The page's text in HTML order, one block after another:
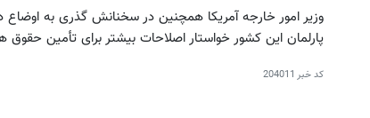
پارلمان این کشور خواستار اصلاحات بیشتر برای تأمین
کد خبر 204011